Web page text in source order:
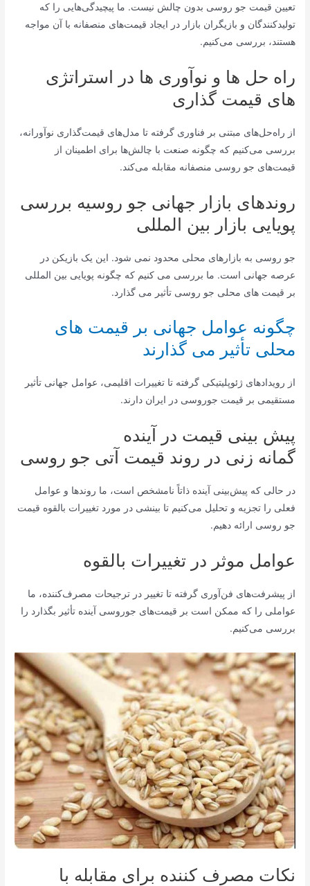
تعیین قیمت جو روسی بدون چالش نیست. ما پیچیدگی‌هایی را که
تولیدکنندگان و بازیگران بازار در ایجاد قیمت‌های منصفانه با آن مواجه
هستند، بررسی می‌کنیم.
راه حل ها و نوآوری ها در استراتژی
های قیمت گذاری
از راه‌حل‌های مبتنی بر فناوری گرفته تا مدل‌های قیمت‌گذاری نوآورانه،
بررسی می‌کنیم که چگونه صنعت با چالش‌ها برای اطمینان از
قیمت‌های جو روسی منصفانه مقابله می‌کند.
روندهای بازار جهانی جو روسیه بررسی
پویایی بازار بین المللی
جو روسی به بازارهای محلی محدود نمی شود. این یک بازیکن در
عرصه جهانی است. ما بررسی می کنیم که چگونه پویایی بین المللی
بر قیمت های محلی جو روسی تأثیر می گذارد.
چگونه عوامل جهانی بر قیمت های
محلی تأثیر می گذارند
از رویدادهای ژئوپلیتیکی گرفته تا تغییرات اقلیمی، عوامل جهانی تأثیر
مستقیمی بر قیمت جوروسی در ایران دارند.
پیش بینی قیمت در آینده
گمانه زنی در روند قیمت آتی جو روسی
در حالی که پیش‌بینی آینده ذاتاً نامشخص است، ما روندها و عوامل
فعلی را تجزیه و تحلیل می‌کنیم تا بینشی در مورد تغییرات بالقوه قیمت
جو روسی ارائه دهیم.
عوامل موثر در تغییرات بالقوه
از پیشرفت‌های فن‌آوری گرفته تا تغییر در ترجیحات مصرف‌کننده، ما
عواملی را که ممکن است بر قیمت‌های جوروسی آینده تأثیر بگذارد را
بررسی می‌کنیم.
نکات مصرف کننده برای مقابله با